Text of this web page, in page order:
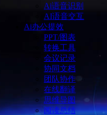
Ai语音识别
AI语音交互
Ai办公提效
PPT/图表
转换工具
会议记录
协同文档
团队协作
在线翻译
思维导图
阅读总结